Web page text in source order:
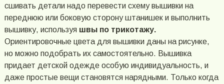
сшивать детали надо перевести схему вышивки на
переднюю или боковую сторону штанишек и выполнить
вышивку, используя швы по трикотажу.
Ориентировочные цвета для вышивки даны на рисунке,
но можно подобрать их самостоятельно. Вышивка
придает детской одежде особую индивидуальность, и
даже простые вещи становятся нарядными. Только когда